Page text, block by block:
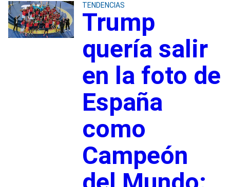
TENDENCIAS
Trump
quería salir
en la foto de
España
como
Campeón